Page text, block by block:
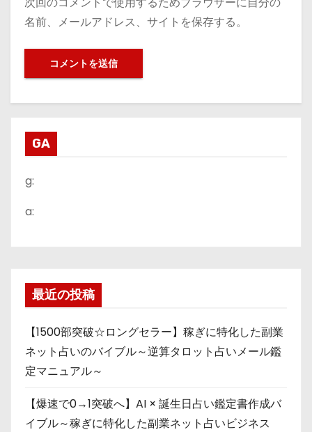
名前、メールアドレス、サイトを保存する。
GA
g:
a:
最近の投稿
【1500部突破☆ロングセラー】稼ぎに特化した副業
ネット占いのバイブル～逆算タロット占いメール鑑
定マニュアル～
【爆速で0→1突破へ】AI × 誕生日占い鑑定書作成バ
イブル～稼ぎに特化した副業ネット占いビジネス